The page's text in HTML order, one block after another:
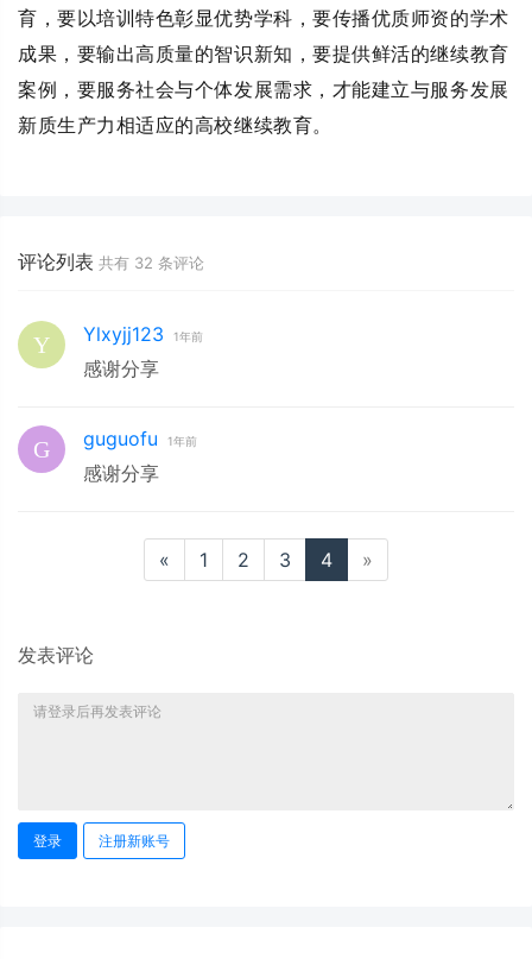
育，要以培训特色彰显优势学科，要传播优质师资的学术
成果，要输出高质量的智识新知，要提供鲜活的继续教育
案例，要服务社会与个体发展需求，才能建立与服务发展
新质生产力相适应的高校继续教育。
评论列表 共有 32 条评论
Ylxyjj123 1年前
感谢分享
guguofu 1年前
感谢分享
« 1 2 3 4 »
发表评论
登录 注册新账号